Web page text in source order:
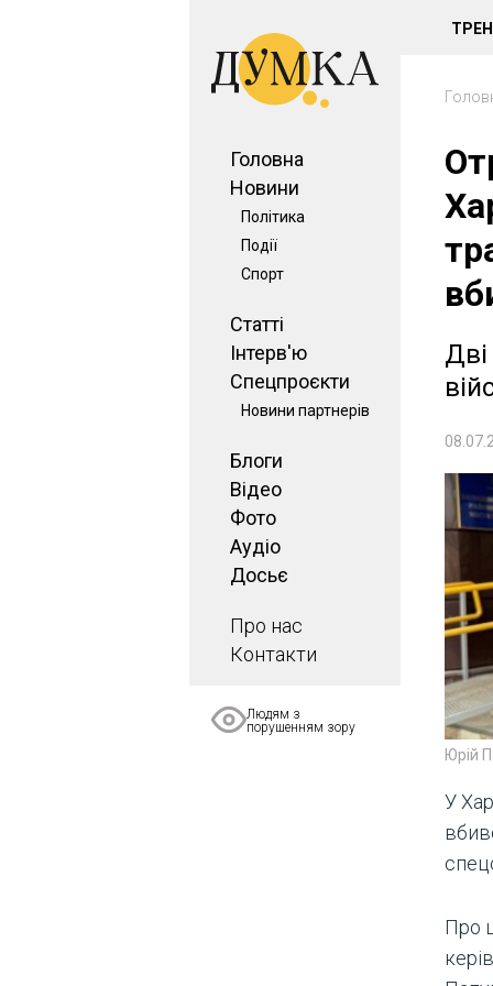
Головна
Новини
Політика
Події
Спорт
Статті
Інтерв'ю
Спецпроєкти
Новини партнерів
Блоги
Відео
Фото
Аудіо
Досьє
Про нас
Контакти
Людям з
порушенням зору
Юрій
У
Про